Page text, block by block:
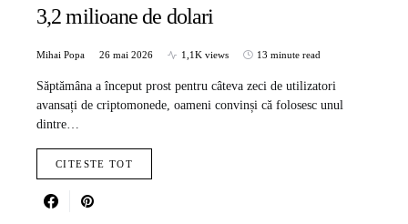
3,2 milioane de dolari
Mihai Popa 26 mai 2026 1,1K views 13 minute read
Săptămâna a început prost pentru câteva zeci de utilizatori
avansați de criptomonede, oameni convinși că folosesc unul
dintre…
CITESTE TOT